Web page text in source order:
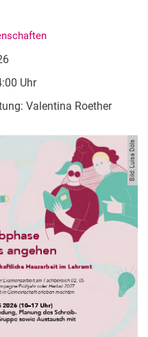
Uhr
Valentina Roether
Bild: Luisa Döls